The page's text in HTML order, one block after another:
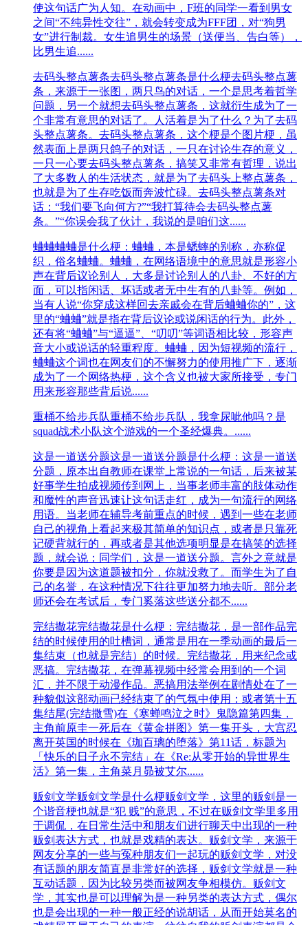
使这句话广为人知。在动画中，F班的同学一看到男女
之间“不纯异性交往”，就会转变成为FFF团，对“狗男
女”进行制裁。女生追男生的场景（送便当、告白等），
比男生追......
去码头整点薯条去码头整点薯条是什么梗去码头整点薯
条，来源于一张图，两只鸟的对话，一个是思考着哲学
问题，另一个就想去码头整点薯条，这就衍生成为了一
个非常有意思的对话了。人活着是为了什么？为了去码
头整点薯条。去码头整点薯条，这个梗是个图片梗，虽
然表面上是两只鸽子的对话，一只在讨论生存的意义，
一只一心要去码头整点薯条，搞笑又非常有哲理，说出
了大多数人的生活状态，就是为了去码头上整点薯条，
也就是为了生存吃饭而奔波忙碌。去码头整点薯条对
话：“我们要飞向何方?”“我打算待会去码头整点薯
条。”“你误会我了伙计，我说的是咱们这......
蛐蛐蛐蛐是什么梗：蛐蛐，本是蟋蟀的别称，亦称促
织，俗名蛐蛐。蛐蛐，在网络语境中的意思就是形容小
声在背后议论别人，大多是讨论别人的八卦、不好的方
面，可以指闲话、坏话或者无中生有的八卦等。例如，
当有人说“你穿成这样回去亲戚会在背后蛐蛐你的”，这
里的“蛐蛐”就是指在背后议论或说闲话的行为。此外，
还有将“蛐蛐”与“逼逼”、“叨叨”等词语相比较，形容声
音大小或说话的轻重程度。蛐蛐，因为短视频的流行，
蛐蛐这个词也在网友们的不懈努力的使用推广下，逐渐
成为了一个网络热梗，这个含义也被大家所接受，专门
用来形容那些背后说......
重桶不给步兵队重桶不给步兵队，我拿尿呲他吗？是
squad战术小队这个游戏的一个圣经爆典。......
这是一道送分题这是一道送分题是什么梗：这是一道送
分题，原本出自教师在课堂上常说的一句话，后来被某
好事学生拍成视频传到网上，当事老师丰富的肢体动作
和魔性的声音迅速让这句话走红，成为一句流行的网络
用语。当老师在辅导考前重点的时候，遇到一些在老师
自己的视角上看起来极其简单的知识点，或者是只靠死
记硬背就行的，再或者是其他选项明显是在搞笑的选择
题，就会说：同学们，这是一道送分题。言外之意就是
你要是因为这道题被扣分，你就没救了。而学生为了自
己的名誉，在这种情况下往往更加努力地去听。部分老
师还会在考试后，专门奚落这些送分都不......
完结撒花完结撒花是什么梗：完结撒花，是一部作品完
结的时候使用的吐槽词，通常是用在一季动画的最后一
集结束（也就是完结）的时候。完结撒花，用来纪念或
恶搞。完结撒花，在弹幕视频中经常会用到的一个词
汇，并不限于动漫作品。恶搞用法举例在剧情处在了一
种貌似这部动画已经结束了的气氛中使用：或者第十五
集结尾(完结撒雪)在《寒蝉鸣泣之时》鬼隐篇第四集，
主角前原圭一死后在《黄金拼图》第一集开头，大宫忍
离开英国的时候在《珈百璃的堕落》第11话，标题为
「快乐的日子永不完结」在《Re:从零开始的异世界生
活》第一集，主角菜月昴被艾尔......
贩剑文学贩剑文学是什么梗贩剑文学，这里的贩剑是一
个谐音梗也就是“犯 贱”的意思，不过在贩剑文学里多用
于调侃，在日常生活中和朋友们进行聊天中出现的一种
贩剑表达方式，也就是戏精的表达。贩剑文学，来源于
网友分享的一些与冤种朋友们一起玩的贩剑文学，对没
有话题的朋友简直是非常好的选择，贩剑文学就是一种
互动话题，因为比较另类而被网友争相模仿。贩剑文
学，其实也是可以理解为是一种另类的表达方式，偶尔
也是会出现的一种一般正经的说胡话，从而开始莫名的